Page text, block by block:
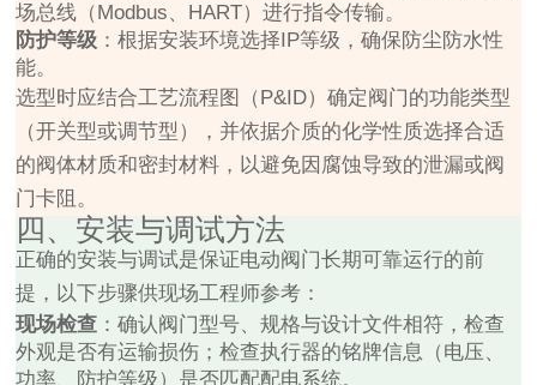
场总线（Modbus、HART）进行指令传输。
防护等级 ：根据安装环境选择IP等级，确保防尘防水性
能。
选型时应结合工艺流程图（P&ID）确定阀门的功能类型
（开关型或调节型），并依据介质的化学性质选择合适
的阀体材质和密封材料，以避免因腐蚀导致的泄漏或阀
门卡阻。
四、安装与调试方法
正确的安装与调试是保证电动阀门长期可靠运行的前
提，以下步骤供现场工程师参考：
现场检查 ：确认阀门型号、规格与设计文件相符，检查
外观是否有运输损伤；检查执行器的铭牌信息（电压、
功率、防护等级）是否匹配配电系统。